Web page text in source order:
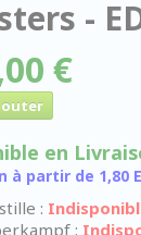
-
€
en
à partir de 1,80
:
: